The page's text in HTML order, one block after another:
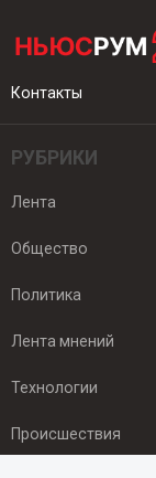
Контакты
РУБРИКИ
Лента
Общество
Политика
Лента мнений
Технологии
Происшествия